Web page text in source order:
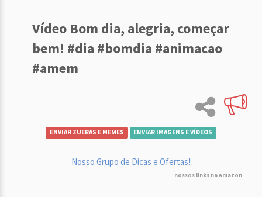
Vídeo Bom dia, alegria, começar
bem! #dia #bomdia #animacao
#amem
ENVIAR ZUERAS E MEMES ENVIAR IMAGENS E VÍDEOS
Nosso Grupo de Dicas e Ofertas!
nossos links na Amazon